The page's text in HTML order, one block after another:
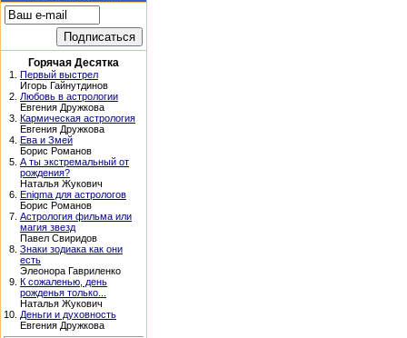
Горячая Десятка
1. Первый выстрел
Игорь Гайнутдинов
2. Любовь в астрологии
Евгения Дружкова
3. Кармическая астрология
Евгения Дружкова
4. Ева и Змей
Борис Романов
5. А ты экстремальный от
рождения?
Наталья Жукович
6. Enigma для астрологов
Борис Романов
7. Астрология фильма или
магия звезд
Павел Свиридов
8. Знаки зодиака как они
есть
Элеонора Гавриленко
9. К сожаленью, день
рожденья только...
Наталья Жукович
10. Деньги и духовность
Евгения Дружкова